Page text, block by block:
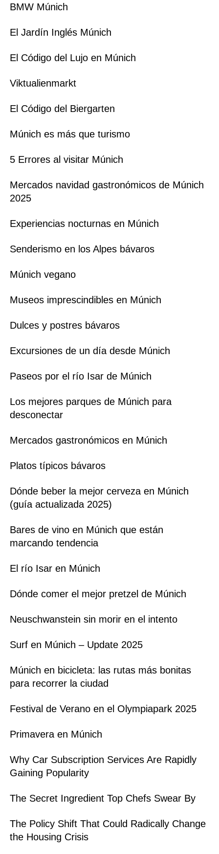
BMW Múnich
El Jardín Inglés Múnich
El Código del Lujo en Múnich
Viktualienmarkt
El Código del Biergarten
Múnich es más que turismo
5 Errores al visitar Múnich
Mercados navidad gastronómicos de Múnich
2025
Experiencias nocturnas en Múnich
Senderismo en los Alpes bávaros
Múnich vegano
Museos imprescindibles en Múnich
Dulces y postres bávaros
Excursiones de un día desde Múnich
Paseos por el río Isar de Múnich
Los mejores parques de Múnich para
desconectar
Mercados gastronómicos en Múnich
Platos típicos bávaros
Dónde beber la mejor cerveza en Múnich
(guía actualizada 2025)
Bares de vino en Múnich que están
marcando tendencia
El río Isar en Múnich
Dónde comer el mejor pretzel de Múnich
Neuschwanstein sin morir en el intento
Surf en Múnich – Update 2025
Múnich en bicicleta: las rutas más bonitas
para recorrer la ciudad
Festival de Verano en el Olympiapark 2025
Primavera en Múnich
Why Car Subscription Services Are Rapidly
Gaining Popularity
The Secret Ingredient Top Chefs Swear By
The Policy Shift That Could Radically Change
the Housing Crisis